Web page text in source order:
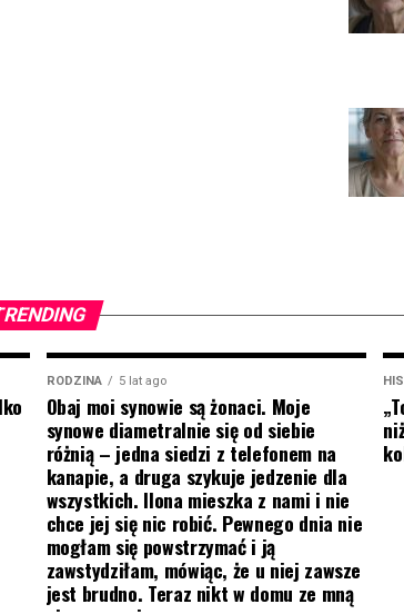
RODZINA 5 lat ago
Obaj moi synowie są żonaci. Moje
synowe diametralnie się od siebie
różnią – jedna siedzi z telefonem na
kanapie, a druga szykuje jedzenie dla
wszystkich. Ilona mieszka z nami i nie
chce jej się nic robić. Pewnego dnia nie
mogłam się powstrzymać i ją
zawstydziłam, mówiąc, że u niej zawsze
jest brudno. Teraz nikt w domu ze mną